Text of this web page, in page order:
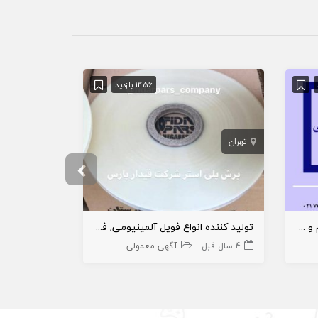
نرم افزارهای تخصصی صنعت سیم و کابل
1456 بازدید
تهران
تولید کننده انواع فویل آلمینیومی, فویل پلی استر, نوار پلی استر, نوار های پلیمری
4 سال قبل آگهی معمولی